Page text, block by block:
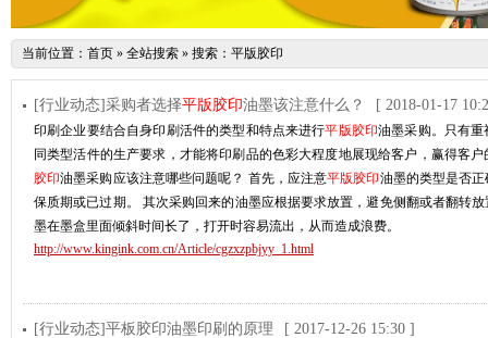
当前位置： 首页 » 全站搜索 » 搜索：平版胶印
[行业动态]采购者选择平版胶印油墨该注意什么？ [ 2018-01-17
印刷企业要结合自身印刷活件的类型和特点来进行平版胶印油墨采购。只有
同类型活件的生产要求，才能将印刷品的色彩大程度地展现给客户，赢得客
胶印油墨采购应该注意哪些问题呢？ 首先，应注意平版胶印油墨的类型是否
保质期或已过期。 其次采购回来的油墨应根据要求放置，避免侧翻或者翻转
墨在墨盒里面倾斜时间长了，打开时容易流出，从而造成浪费。
http://www.kingink.com.cn/Article/cgzxzpbjyy_1.html
[行业动态]平板胶印油墨印刷的原理 [ 2017-12-26 15:30 ]